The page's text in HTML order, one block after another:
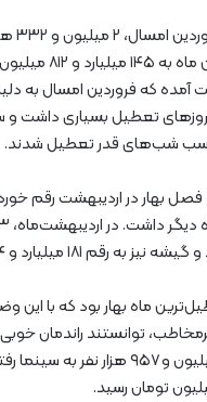
گیشه نیز در
که فروردین امسال به
تعطیل بسیاری داشت و
شب‌های قدر تعطیل شدند.
فصل بهار در اردیبهشت رقم
۱۸۱ میلیارد و ۸۹۴ میلیون تومان رسید.
ماه بهار بود که با این
پرمخاطب، توانستند راندمان